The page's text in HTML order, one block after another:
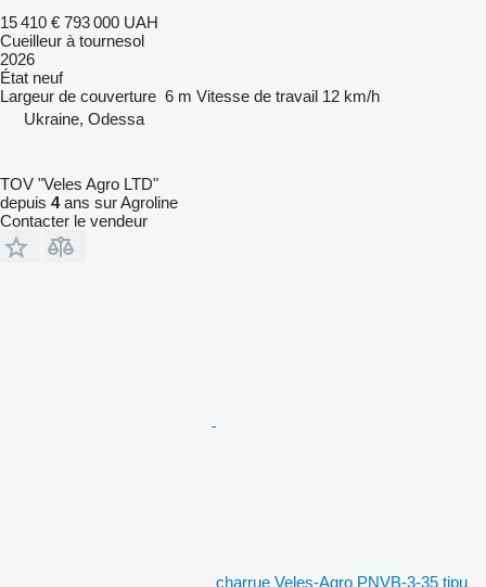
15 410 € 793 000 UAH
Cueilleur à tournesol
2026
État neuf
Largeur de couverture 6 m Vitesse de travail 12 km/h
Ukraine, Odessa
TOV "Veles Agro LTD"
depuis 4ans sur Agroline
Contacter le vendeur
charrue Veles-Agro PNVB-3-35 tipu